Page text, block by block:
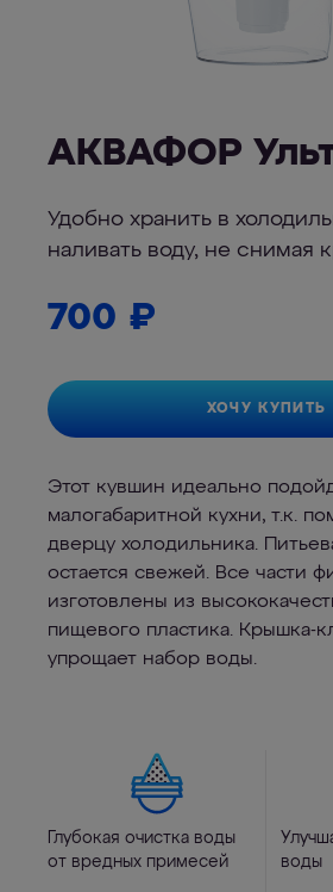
АКВАФОР
Удобно хранить в
наливать воду, не снимая
700 ₽
ХОЧУ КУПИТЬ
Этот кувшин идеально
малогабаритной кухни, т.к.
дверцу холодильника.
остается свежей. Все части
изготовлены из
пищевого пластика. Крышка-
упрощает набор воды.
Глубокая очистка воды
от вредных примесей
воды